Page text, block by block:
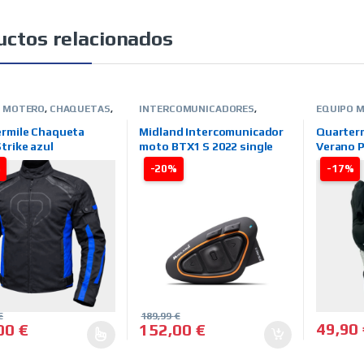
relacionados
MOTERO, CHAQUETAS,
,QUARTER MILE
Chaqueta
azul
€
-20%
INTERCOMUNICADORES,
Midland Intercomunicador
moto BTX1 S 2022 single
152,00 €
189,99€
-17%
EQUIPO
LINE,
Verano
49,90